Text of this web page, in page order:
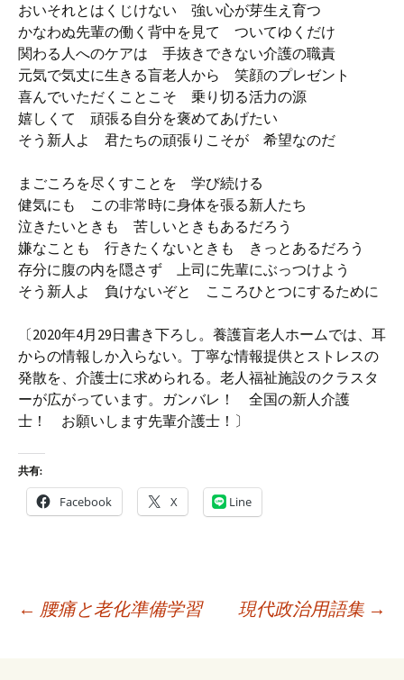
おいそれとはくじけない 強い心が芽生え育つ
かなわぬ先輩の働く背中を見て ついてゆくだけ
関わる人へのケアは 手抜きできない介護の職責
元気で気丈に生きる盲老人から 笑顔のプレゼント
喜んでいただくことこそ 乗り切る活力の源
嬉しくて 頑張る自分を褒めてあげたい
そう新人よ 君たちの頑張りこそが 希望なのだ
まごころを尽くすことを 学び続ける
健気にも この非常時に身体を張る新人たち
泣きたいときも 苦しいときもあるだろう
嫌なことも 行きたくないときも きっとあるだろう
存分に腹の内を隠さず 上司に先輩にぶっつけよう
そう新人よ 負けないぞと こころひとつにするために
〔2020年4月29日書き下ろし。養護盲老人ホームでは、耳
からの情報しか入らない。丁寧な情報提供とストレスの
発散を、介護士に求められる。老人福祉施設のクラスタ
ーが広がっています。ガンバレ！ 全国の新人介護
士！ お願いします先輩介護士！〕
共有:
Facebook X Line
← 腰痛と老化準備学習 現代政治用語集 →